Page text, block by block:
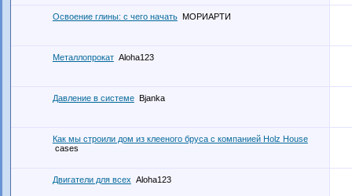
Освоение глины: с чего начать МОРИАРТИ
Металлопрокат Aloha123
Давление в системе Bjanka
Как мы строили дом из клееного бруса с компанией Holz House
cases
Двигатели для всех Aloha123